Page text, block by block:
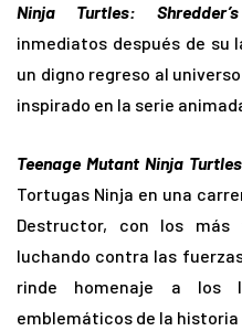
Ninja Turtles:
inmediatos después de su
un digno regreso al
inspirado en la serie
Teenage Mutant Ninja
Tortugas Ninja en una
Destructor, con los más
luchando contra las
rinde homenaje a los
emblemáticos de la historia